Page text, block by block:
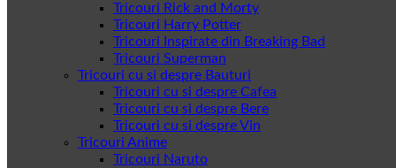
Tricouri Rick and Morty
Tricouri Harry Potter
Tricouri Inspirate din Breaking Bad
Tricouri Superman
Tricouri cu si despre Bauturi
Tricouri cu si despre Cafea
Tricouri cu si despre Bere
Tricouri cu si despre Vin
Tricouri Anime
Tricouri Naruto